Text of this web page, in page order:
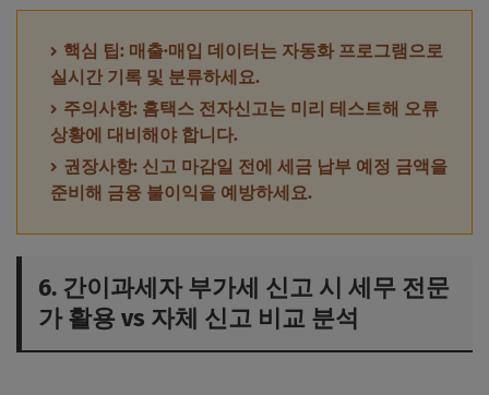
핵심 팁: 매출·매입 데이터는 자동화 프로그램으로
실시간 기록 및 분류하세요.
주의사항: 홈택스 전자신고는 미리 테스트해 오류
상황에 대비해야 합니다.
권장사항: 신고 마감일 전에 세금 납부 예정 금액을
준비해 금융 불이익을 예방하세요.
6. 간이과세자 부가세 신고 시 세무 전문
가 활용 vs 자체 신고 비교 분석